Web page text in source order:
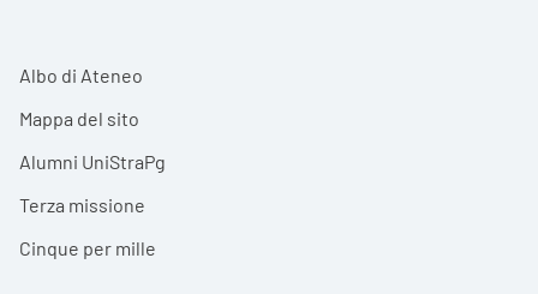
Albo di Ateneo
Mappa del sito
Alumni UniStraPg
Terza missione
Cinque per mille